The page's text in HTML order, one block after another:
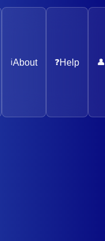
ℹ️About ❓Help 👤